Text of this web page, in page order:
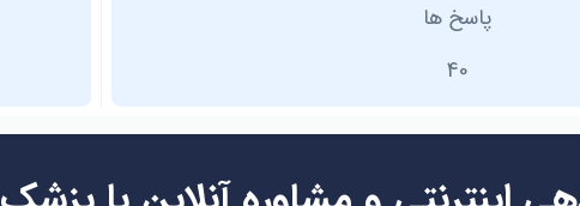
پاسخ ها
40